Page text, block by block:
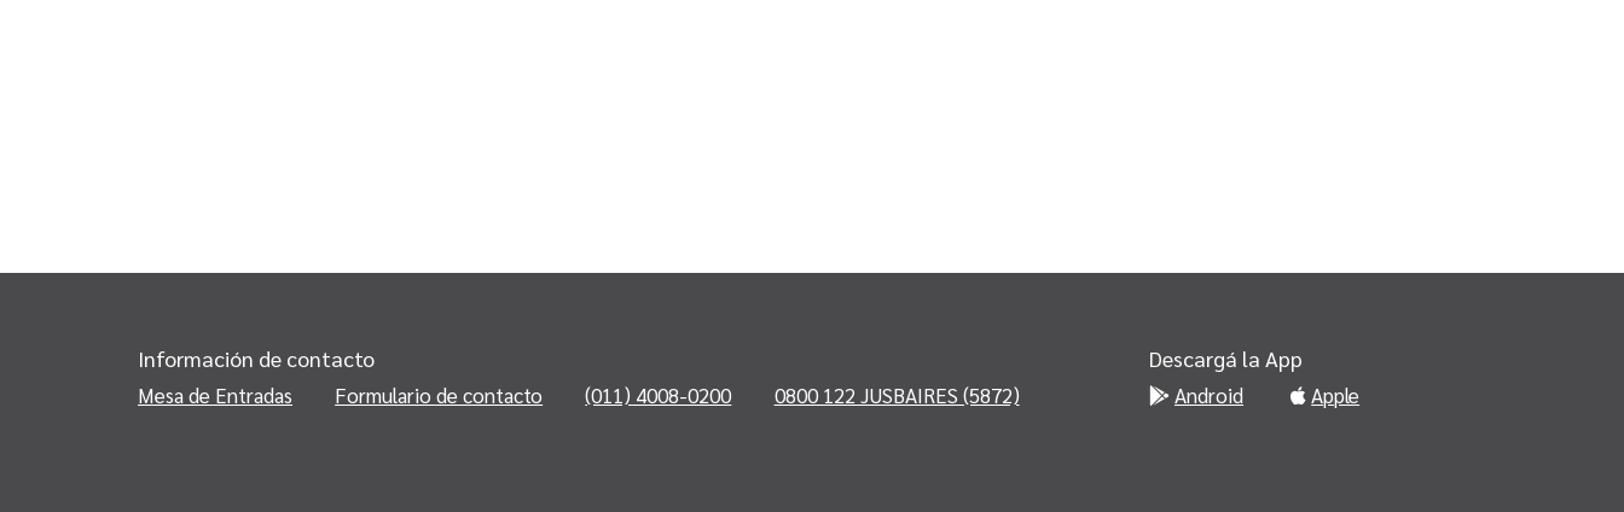
Información de contacto
Mesa de Entradas Formulario de contacto (011) 4008-0200 0800 122 JUSBAIRES (5872)
Descargá la App
Android Apple